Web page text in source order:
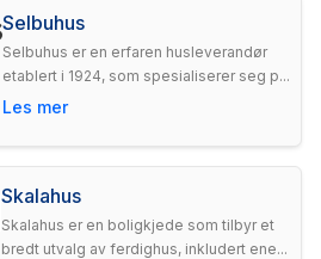
Selbuhus
Selbuhus er en erfaren husleverandør
etablert i 1924, som spesialiserer seg p...
Les mer
Skalahus
Skalahus er en boligkjede som tilbyr et
bredt utvalg av ferdighus, inkludert ene...